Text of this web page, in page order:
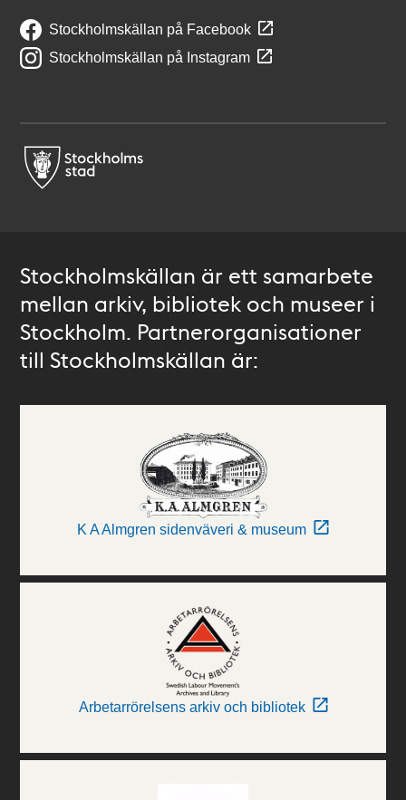
Stockholmskällan på Facebook
Stockholmskällan på Instagram
Stockholmskällan är ett samarbete
mellan arkiv, bibliotek och museer i
Stockholm. Partnerorganisationer
till Stockholmskällan är:
K A Almgren sidenväveri & museum
Arbetarrörelsens arkiv och bibliotek